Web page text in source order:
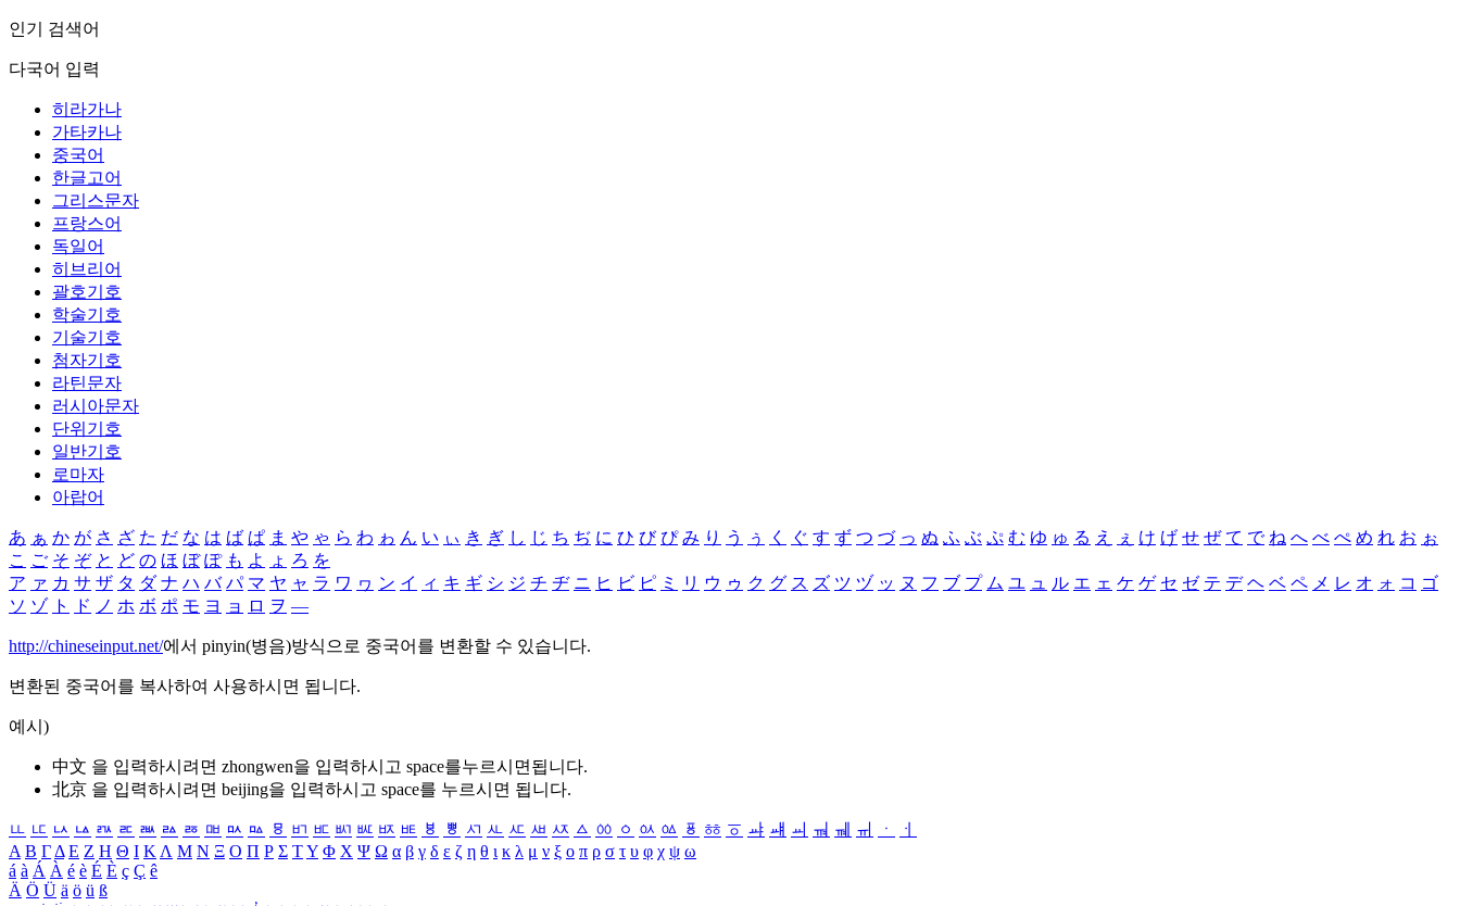
인기 검색어
다국어 입력
히라가나
가타카나
중국어
한글고어
그리스문자
프랑스어
독일어
히브리어
괄호기호
학술기호
기술기호
첨자기호
라틴문자
러시아문자
단위기호
일반기호
로마자
아랍어
あ ぁ か が さ ざ た だ な は ば ぱ ま や ゃ ら わ ゎ ん い ぃ き ぎ し じ ち ぢ に ひ び ぴ み り う ぅ く ぐ す ず つ づ っ ぬ ふ ぶ ぷ む ゆ ゅ る え ぇ け げ せ ぜ て で ね へ べ ぺ め れ お ぉ
こ ご そ ぞ と ど の ほ ぼ ぽ も よ ょ ろ を
ア ァ カ サ ザ タ ダ ナ ハ バ パ マ ヤ ャ ラ ワ ヮ ン イ ィ キ ギ シ ジ チ ヂ ニ ヒ ビ ピ ミ リ ウ ゥ ク グ ス ズ ツ ヅ ッ ヌ フ ブ プ ム ユ ュ ル エ ェ ケ ゲ セ ゼ テ デ ヘ ベ ペ メ レ オ ォ コ ゴ
ソ ゾ ト ド ノ ホ ボ ポ モ ヨ ョ ロ ヲ ―
http://chineseinput.net/에서 pinyin(병음)방식으로 중국어를 변환할 수 있습니다.
변환된 중국어를 복사하여 사용하시면 됩니다.
예시)
中文 을 입력하시려면 zhongwen을 입력하시고 space를누르시면됩니다.
北京 을 입력하시려면 beijing을 입력하시고 space를 누르시면 됩니다.
ㅥ ㅦ ㅧ ㅨ ㅩ ㅪ ㅫ ㅬ ㅭ ㅮ ㅯ ㅰ ㅱ ㅲ ㅳ ㅴ ㅵ ㅶ ㅷ ㅸ ㅹ ㅺ ㅻ ㅼ ㅽ ㅾ ㅿ ㆀ ㆁ ㆂ ㆃ ㆄ ㆅ ㆆ ㆇ ㆈ ㆉ ㆊ ㆋ ㆌ ㆍ
ㆎ
Α Β ΓΔ Ε Ζ Η Θ Ι ΚΛ Μ Ν Ξ Ο Π Ρ Σ ΤΥ Φ Χ Ψ Ω α β γ δ ε ζ η θ ι κ λ μ ν ξ ο π ρ σ τ υ φ χ ψ ω
á à Á À é è É È ç Ç ê
Ä Ö Ü ä ö ü ß